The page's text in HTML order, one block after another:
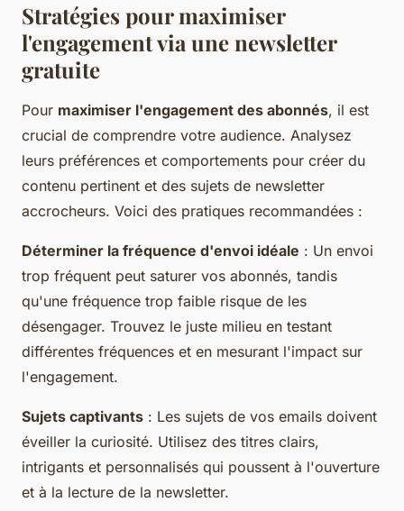
Stratégies pour maximiser
l'engagement via une newsletter
gratuite
Pour maximiser l'engagement des abonnés, il est
crucial de comprendre votre audience. Analysez
leurs préférences et comportements pour créer du
contenu pertinent et des sujets de newsletter
accrocheurs. Voici des pratiques recommandées :
Déterminer la fréquence d'envoi idéale : Un envoi
trop fréquent peut saturer vos abonnés, tandis
qu'une fréquence trop faible risque de les
désengager. Trouvez le juste milieu en testant
différentes fréquences et en mesurant l'impact sur
l'engagement.
Sujets captivants : Les sujets de vos emails doivent
éveiller la curiosité. Utilisez des titres clairs,
intrigants et personnalisés qui poussent à l'ouverture
et à la lecture de la newsletter.